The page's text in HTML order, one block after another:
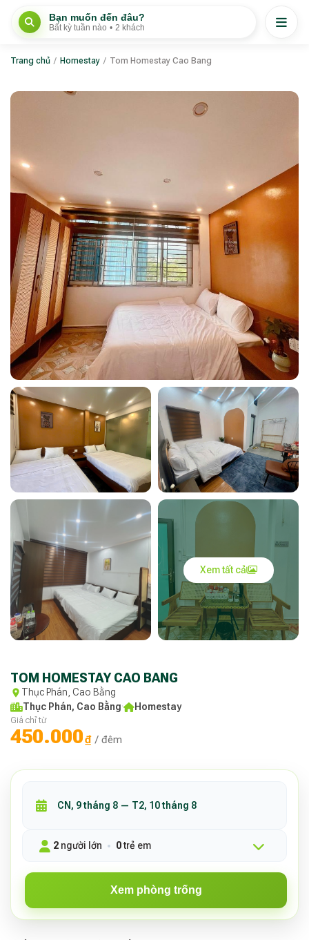
Bạn muốn đến đâu?
Bất kỳ tuần nào • 2 khách
Trang chủ / Homestay / Tom Homestay Cao Bang
Xem tất cả
TOM HOMESTAY CAO BANG
Thục Phán, Cao Bằng
Thục Phán, Cao Bằng· Homestay
Giá chỉ từ
450.000₫ / đêm
2 người lớn 0trẻ em
Xem phòng trống